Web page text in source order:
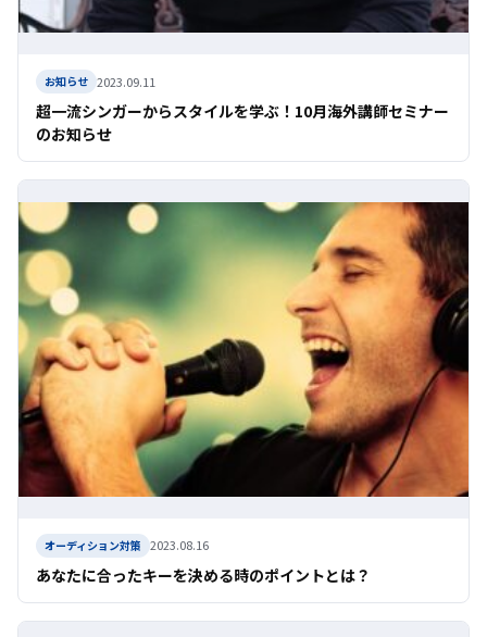
お知らせ 2023.09.11
超一流シンガーからスタイルを学ぶ！10月海外講師セミナー
のお知らせ
オーディション対策 2023.08.16
あなたに合ったキーを決める時のポイントとは？